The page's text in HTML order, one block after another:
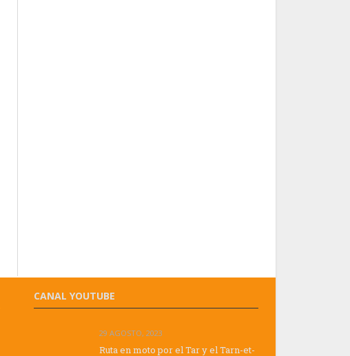
CANAL YOUTUBE
29 AGOSTO, 2023
Ruta en moto por el Tar y el Tarn-et-